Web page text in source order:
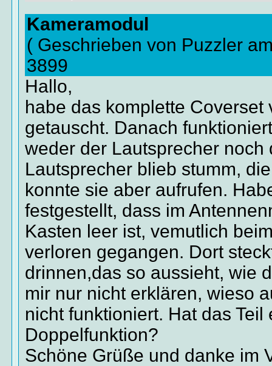
Kameramodul
( Geschrieben von Puzzler
3899
Hallo,
habe das komplette Coverset
getauscht. Danach
weder der Lautsprecher noch
Lautsprecher blieb stumm,
konnte sie aber aufrufen.
festgestellt, dass im
Kasten leer ist, vemutlich
verloren gegangen. Dort
drinnen,das so aussieht, wie
mir nur nicht erklären, wieso
nicht funktioniert. Hat das Teil
Doppelfunktion?
Schöne Grüße und danke im